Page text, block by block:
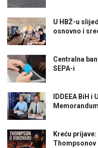
U HBŽ-u
osnovno i
Centralna
SEPA-i
IDDEEA BiH
Kreću
Thompsonov